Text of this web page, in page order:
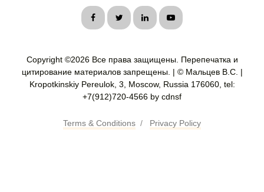
Copyright ©2026 Все права защищены. Перепечатка и
цитирование материалов запрещены. | © Мальцев В.С. |
Kropotkinskiy Pereulok, 3, Moscow, Russia 176060, tel:
+7(912)720-4566 by cdnsf
Terms & Conditions / Privacy Policy